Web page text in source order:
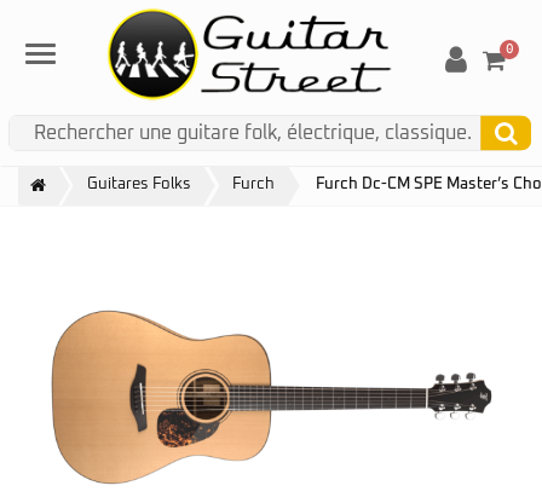
Menu 0
Guitares Folks Furch Furch Dc-CM SPE Master’s